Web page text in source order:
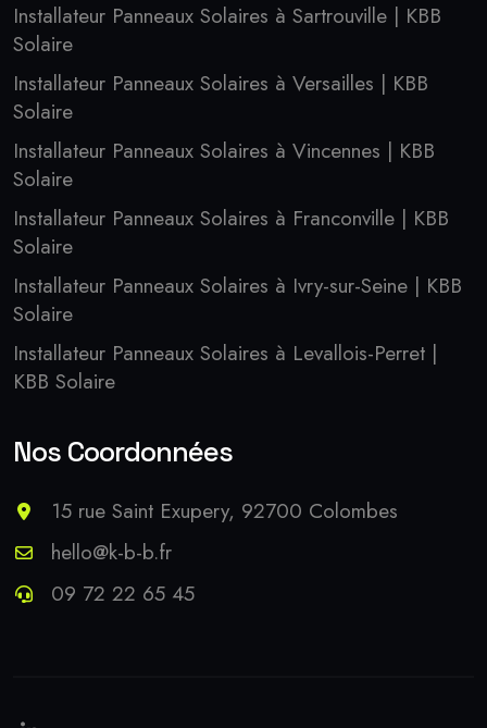
Installateur Panneaux Solaires à Sartrouville | KBB
Solaire
Installateur Panneaux Solaires à Versailles | KBB
Solaire
Installateur Panneaux Solaires à Vincennes | KBB
Solaire
Installateur Panneaux Solaires à Franconville | KBB
Solaire
Installateur Panneaux Solaires à Ivry-sur-Seine | KBB
Solaire
Installateur Panneaux Solaires à Levallois-Perret |
KBB Solaire
Nos Coordonnées
15 rue Saint Exupery, 92700 Colombes
hello@k-b-b.fr
09 72 22 65 45